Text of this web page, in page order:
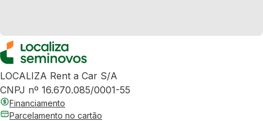
LOCALIZA Rent a Car S/A
CNPJ nº 16.670.085/0001-55
Financiamento
Parcelamento no cartão